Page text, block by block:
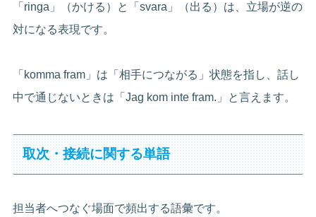
「ringa」（かける）と「svara」（出る）は、立場が逆の
対になる表現です。
「komma fram」は「相手につながる」状態を指し、話し
中で通じないときは「Jag kom inte fram.」と言えます。
取次・接続に関する単語
担当者へつなぐ場面で頻出する語彙です。